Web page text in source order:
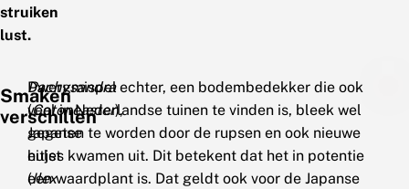
struiken
lust.
Smaken
verschillen
Dwergmispel
(Cotoneaster),
Japanse
hulst
(Ilex
Pachysandraechter, een bodembedekker die ook
veel in Nederlandse tuinen te vinden is, bleek wel
gegeten te worden door de rupsen en ook nieuwe
eitjes kwamen uit. Dit betekent dat het in potentie
een waardplant is. Dat geldt ook voor de Japanse